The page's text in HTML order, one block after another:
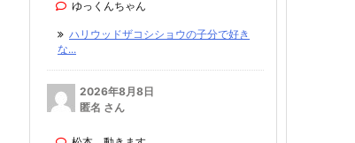
ゆっくんちゃん
ハリウッドザコシショウの子分で好き
な...
2026年8月8日
匿名 さん